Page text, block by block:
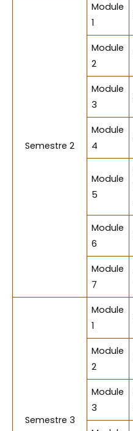
Semestre 2
Module
1
Module
2
Module
3
Module
4
Module
5
Module
6
Module
7
Semestre 3
Module
1
Module
2
Module
3